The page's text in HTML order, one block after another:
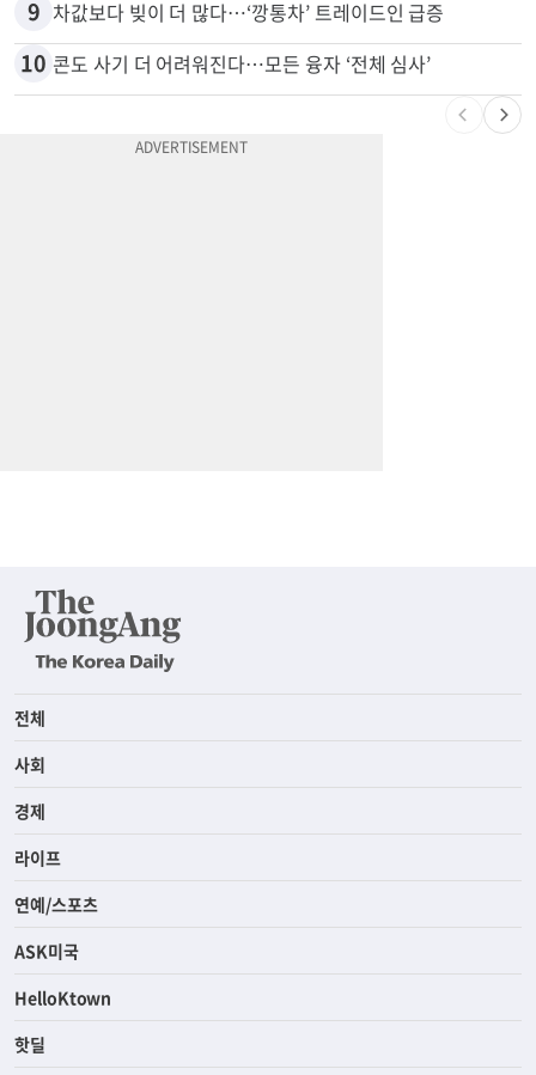
8
9 차값보다 빚이 더 많다…‘깡통차’ 트레이드인 급증
전체
사회
경제
라이프
연예/스포츠
ASK미국
HelloKtown